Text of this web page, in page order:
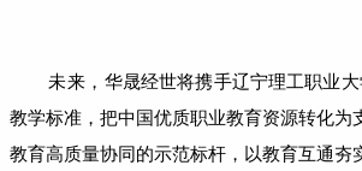
未来， 华晟经世将携手辽宁理工职业
教学标准，把中国优质职业教育资源转化
教育高质量协同的示范标杆，以教育互通